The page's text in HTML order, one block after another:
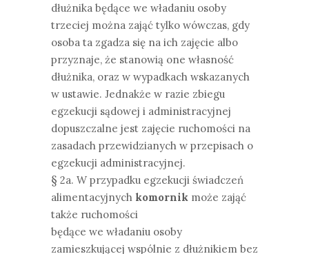
dłużnika będące we władaniu osoby
trzeciej można zająć tylko wówczas, gdy
osoba ta zgadza się na ich zajęcie albo
przyznaje, że stanowią one własność
dłużnika, oraz w wypadkach wskazanych
w ustawie. Jednakże w razie zbiegu
egzekucji sądowej i administracyjnej
dopuszczalne jest zajęcie ruchomości na
zasadach przewidzianych w przepisach o
egzekucji administracyjnej.
§ 2a. W przypadku egzekucji świadczeń
alimentacyjnych komornik może zająć
także ruchomości
będące we władaniu osoby
zamieszkującej wspólnie z dłużnikiem bez